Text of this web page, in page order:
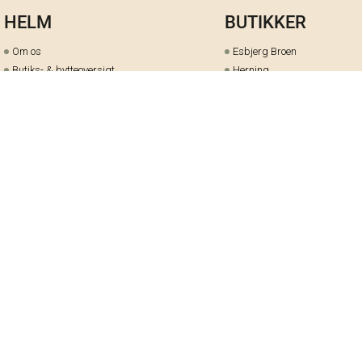
HELM
Om os
Butiks- & bytteoversigt
BUTIKKER
Esbjerg Broen
Herning